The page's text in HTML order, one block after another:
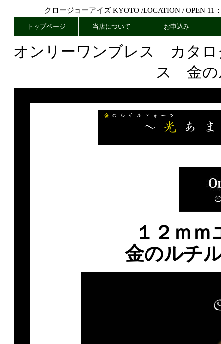
クロージョーアイズ KYOTO /LOCATION/ OPEN 11
トップページ 当店について お申込み
オンリーワンブレス カタロ
ス 金の
１２ｍ
金のルチ